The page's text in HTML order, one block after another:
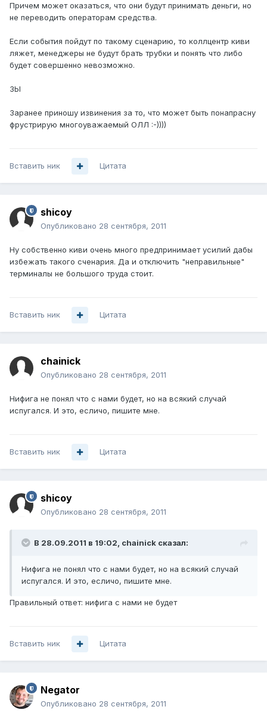
Причем может оказаться, что они будут принимать деньги, но
не переводить операторам средства.
Если события пойдут по такому сценарию, то коллцентр киви
ляжет, менеджеры не будут брать трубки и понять что либо
будет совершенно невозможно.
ЗЫ
Заранее приношу извинения за то, что может быть понапрасну
фрустрирую многоуважаемый ОЛЛ :-))))
Вставить ник Цитата
shicoy
Опубликовано 28 сентября, 2011
Ну собственно киви очень много предпринимает усилий дабы
избежать такого сченария. Да и отключить "неправильные"
терминалы не большого труда стоит.
Вставить ник Цитата
chainick
Опубликовано 28 сентября, 2011
Нифига не понял что с нами будет, но на всякий случай
испугался. И это, есличо, пишите мне.
Вставить ник Цитата
shicoy
Опубликовано 28 сентября, 2011
В 28.09.2011 в 19:02, chainick сказал:
Нифига не понял что с нами будет, но на всякий случай
испугался. И это, есличо, пишите мне.
Правильный ответ: нифига с нами не будет
Вставить ник Цитата
Negator
Опубликовано 28 сентября, 2011